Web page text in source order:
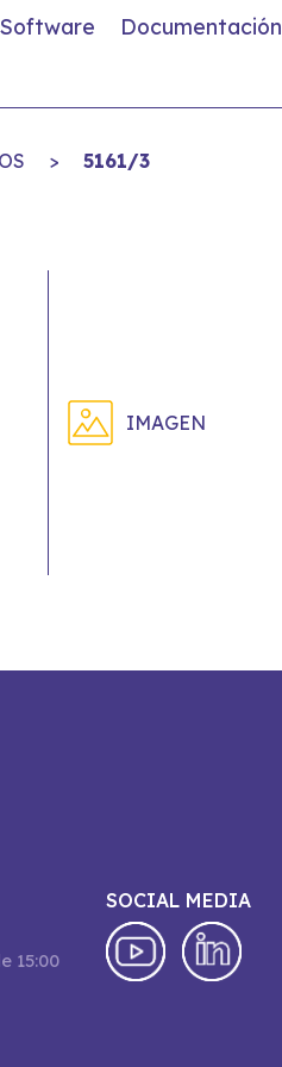
Software Documentación
> 5161/3
IMAGEN
15:00
SOCIAL MEDIA